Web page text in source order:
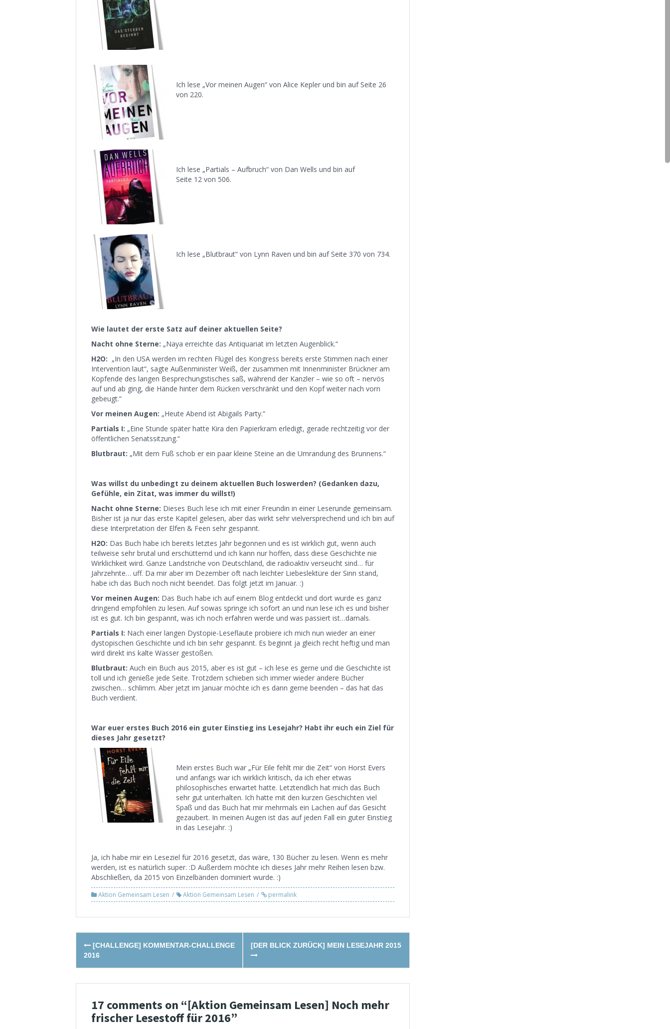
Ich lese „Vor meinen Augen“ von Alice Kepler und bin auf Seite 26
von 220.
Ich lese „Partials – Aufbruch“ von Dan Wells und bin auf
Seite 12 von 506.
Ich lese „Blutbraut“ von Lynn Raven und bin auf Seite 370 von 734.
Wie lautet der erste Satz auf deiner aktuellen Seite?
Nacht ohne Sterne: „Naya erreichte das Antiquariat im letzten Augenblick.“
H2O: „In den USA werden im rechten Flügel des Kongress bereits erste Stimmen nach einer
Intervention laut“, sagte Außenminister Weiß, der zusammen mit Innenminister Brückner am
Kopfende des langen Besprechungstisches saß, während der Kanzler – wie so oft – nervös
auf und ab ging, die Hände hinter dem Rücken verschränkt und den Kopf weiter nach vorn
gebeugt.“
Vor meinen Augen: „Heute Abend ist Abigails Party.“
Partials I: „Eine Stunde später hatte Kira den Papierkram erledigt, gerade rechtzeitig vor der
öffentlichen Senatssitzung.“
Blutbraut: „Mit dem Fuß schob er ein paar kleine Steine an die Umrandung des Brunnens.“
Was willst du unbedingt zu deinem aktuellen Buch loswerden? (Gedanken dazu,
Gefühle, ein Zitat, was immer du willst!)
Nacht ohne Sterne: Dieses Buch lese ich mit einer Freundin in einer Leserunde gemeinsam.
Bisher ist ja nur das erste Kapitel gelesen, aber das wirkt sehr vielversprechend und ich bin auf
diese Interpretation der Elfen & Feen sehr gespannt.
H2O: Das Buch habe ich bereits letztes Jahr begonnen und es ist wirklich gut, wenn auch
teilweise sehr brutal und erschütternd und ich kann nur hoffen, dass diese Geschichte nie
Wirklichkeit wird. Ganze Landstriche von Deutschland, die radioaktiv verseucht sind… für
Jahrzehnte… uff. Da mir aber im Dezember oft nach leichter Liebeslektüre der Sinn stand,
habe ich das Buch noch nicht beendet. Das folgt jetzt im Januar. :)
Vor meinen Augen: Das Buch habe ich auf einem Blog entdeckt und dort wurde es ganz
dringend empfohlen zu lesen. Auf sowas springe ich sofort an und nun lese ich es und bisher
ist es gut. Ich bin gespannt, was ich noch erfahren werde und was passiert ist…damals.
Partials I: Nach einer langen Dystopie-Leseflaute probiere ich mich nun wieder an einer
dystopischen Geschichte und ich bin sehr gespannt. Es beginnt ja gleich recht heftig und man
wird direkt ins kalte Wasser gestoßen.
Blutbraut: Auch ein Buch aus 2015, aber es ist gut – ich lese es gerne und die Geschichte ist
toll und ich genieße jede Seite. Trotzdem schieben sich immer wieder andere Bücher
zwischen… schlimm. Aber jetzt im Januar möchte ich es dann gerne beenden – das hat das
Buch verdient.
War euer erstes Buch 2016 ein guter Einstieg ins Lesejahr? Habt ihr euch ein Ziel für
dieses Jahr gesetzt?
Mein erstes Buch war „Für Eile fehlt mir die Zeit“ von Horst Evers
und anfangs war ich wirklich kritisch, da ich eher etwas
philosophisches erwartet hatte. Letztendlich hat mich das Buch
sehr gut unterhalten. Ich hatte mit den kurzen Geschichten viel
Spaß und das Buch hat mir mehrmals ein Lachen auf das Gesicht
gezaubert. In meinen Augen ist das auf jeden Fall ein guter Einstieg
in das Lesejahr. :)
Ja, ich habe mir ein Leseziel für 2016 gesetzt, das wäre, 130 Bücher zu lesen. Wenn es mehr
werden, ist es natürlich super. :D Außerdem möchte ich dieses Jahr mehr Reihen lesen bzw.
Abschließen, da 2015 von Einzelbänden dominiert wurde. :)
Aktion Gemeinsam Lesen Aktion Gemeinsam Lesen permalink
Post
navigation
[CHALLENGE] KOMMENTAR-CHALLENGE
2016
[DER BLICK ZURÜCK] MEIN LESEJAHR 2015
17 comments on “[Aktion Gemeinsam Lesen] Noch mehr
frischer Lesestoff für 2016”